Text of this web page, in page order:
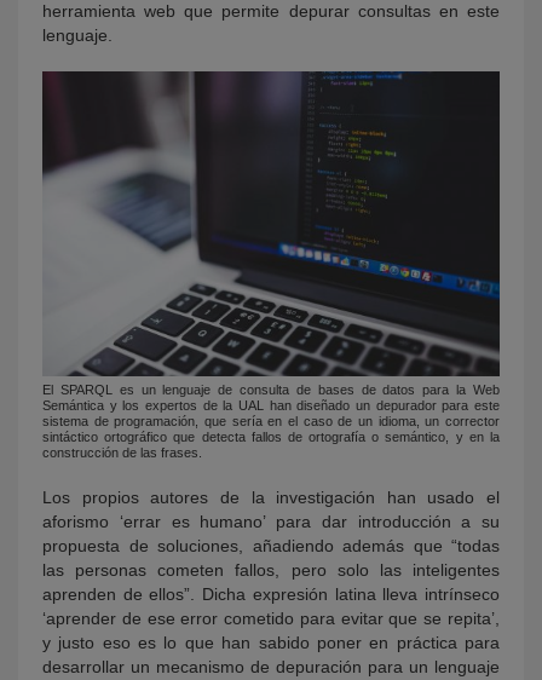
herramienta web que permite depurar consultas en este
lenguaje.
El SPARQL es un lenguaje de consulta de bases de datos para la Web
Semántica y los expertos de la UAL han diseñado un depurador para este
sistema de programación, que sería en el caso de un idioma, un corrector
sintáctico ortográfico que detecta fallos de ortografía o semántico, y en la
construcción de las frases.
Los propios autores de la investigación han usado el
aforismo ‘errar es humano’ para dar introducción a su
propuesta de soluciones, añadiendo además que “todas
las personas cometen fallos, pero solo las inteligentes
aprenden de ellos”. Dicha expresión latina lleva intrínseco
‘aprender de ese error cometido para evitar que se repita’,
y justo eso es lo que han sabido poner en práctica para
desarrollar un mecanismo de depuración para un lenguaje